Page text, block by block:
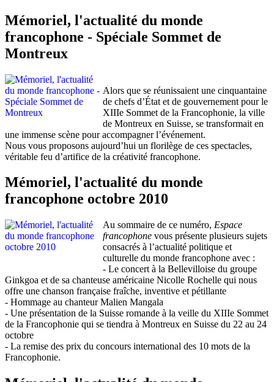
Mémoriel, l'actualité du monde
francophone - Spéciale Sommet de
Montreux
Alors que se réunissaient une cinquantaine
de chefs d’État et de gouvernement pour le
XIIIe Sommet de la Francophonie, la ville
de Montreux en Suisse, se transformait en
une immense scène pour accompagner l’événement.
Nous vous proposons aujourd’hui un florilège de ces spectacles,
véritable feu d’artifice de la créativité francophone.
Mémoriel, l'actualité du monde
francophone octobre 2010
Au sommaire de ce numéro, Espace
francophone vous présente plusieurs sujets
consacrés à l’actualité politique et
culturelle du monde francophone avec :
- Le concert à la Bellevilloise du groupe
Ginkgoa et de sa chanteuse américaine Nicolle Rochelle qui nous
offre une chanson française fraîche, inventive et pétillante
- Hommage au chanteur Malien Mangala
- Une présentation de la Suisse romande à la veille du XIIIe Sommet
de la Francophonie qui se tiendra à Montreux en Suisse du 22 au 24
octobre
- La remise des prix du concours international des 10 mots de la
Francophonie.